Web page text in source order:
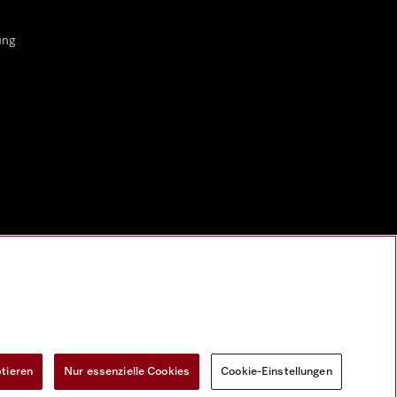
Nur essenzielle Cookies Cookie-Einstellungen